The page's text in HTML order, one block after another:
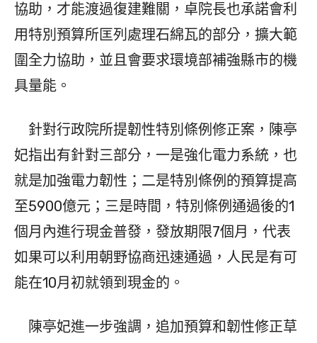
協助，才能渡過復建難關，卓院長也承諾會利
用特別預算所匡列處理石綿瓦的部分，擴大範
圍全力協助，並且會要求環境部補強縣市的機
具量能。
針對行政院所提韌性特別條例修正案，陳亭
妃指出有針對三部分，一是強化電力系統，也
就是加強電力韌性；二是特別條例的預算提高
至5900億元；三是時間，特別條例通過後的1
個月內進行現金普發，發放期限7個月，代表
如果可以利用朝野協商迅速通過，人民是有可
能在10月初就領到現金的。
陳亭妃進一步強調，追加預算和韌性修正草